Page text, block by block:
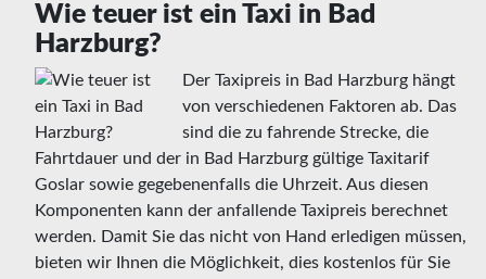
Wie teuer ist ein Taxi in Bad
Harzburg?
Der Taxipreis in Bad Harzburg hängt
von verschiedenen Faktoren ab. Das
sind die zu fahrende Strecke, die
Fahrtdauer und der in Bad Harzburg gültige Taxitarif
Goslar sowie gegebenenfalls die Uhrzeit. Aus diesen
Komponenten kann der anfallende Taxipreis berechnet
werden. Damit Sie das nicht von Hand erledigen müssen,
bieten wir Ihnen die Möglichkeit, dies kostenlos für Sie